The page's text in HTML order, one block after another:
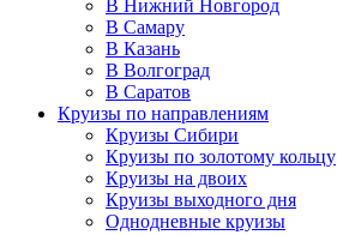
В Нижний Новгород
В Самару
В Казань
В Волгоград
В Саратов
Круизы по направлениям
Круизы Сибири
Круизы по золотому кольцу
Круизы на двоих
Круизы выходного дня
Однодневные круизы